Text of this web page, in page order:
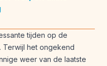
tijden op de
Terwijl het ongekend
weer van de laatste